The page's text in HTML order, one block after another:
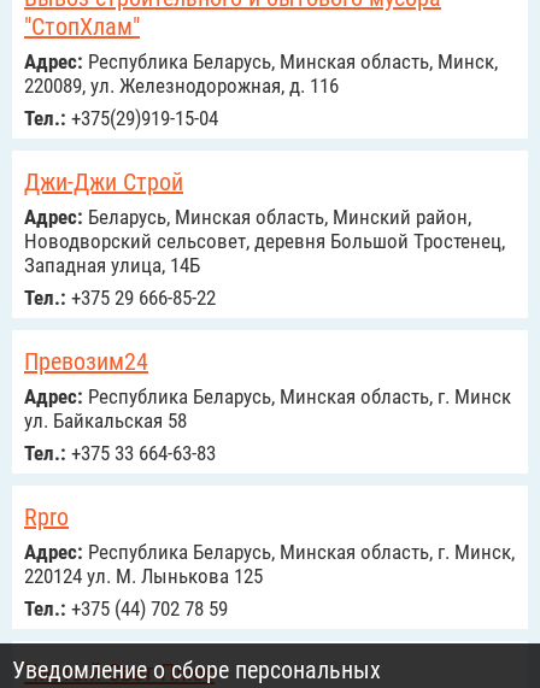
"СтопХлам"
Адрес: Республика Беларусь, Минская область, Минск,
220089, ул. Железнодорожная, д. 116
Тел.: +375(29)919-15-04
Джи-Джи Строй
Адрес: Беларусь, Минская область, Минский район,
Новодворский сельсовет, деревня Большой Тростенец,
Западная улица, 14Б
Тел.: +375 29 666-85-22
Превозим24
Адрес: Республика Беларусь, Минская область, г. Минск
ул. Байкальская 58
Тел.: +375 33 664-63-83
Rpro
Адрес: Республика Беларусь, Минская область, г. Минск,
220124 ул. М. Лынькова 125
Тел.: +375 (44) 702 78 59
Чистый Свет Плюс
Уведомление о сборе персональных